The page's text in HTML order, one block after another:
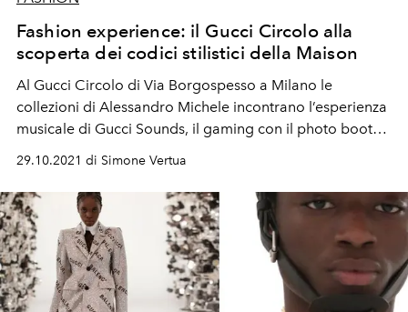
Fashion experience: il Gucci Circolo alla
scoperta dei codici stilistici della Maison
Al Gucci Circolo di Via Borgospesso a Milano le
collezioni di Alessandro Michele incontrano l’esperienza
musicale di Gucci Sounds, il gaming con il photo booth,
uno spazio dedicato al torneo di burraco e una sala da
29.10.2021 di Simone Vertua